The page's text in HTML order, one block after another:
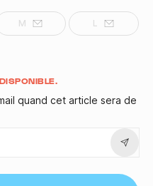
M L
quand cet article sera de